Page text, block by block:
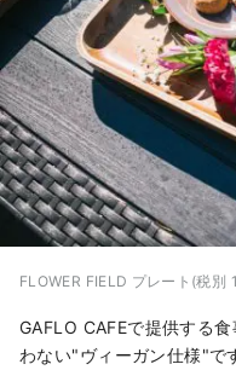
FLOWER FIELD プレート(税別
GAFLO CAFEで提供する
わない"ヴィーガン仕様"で